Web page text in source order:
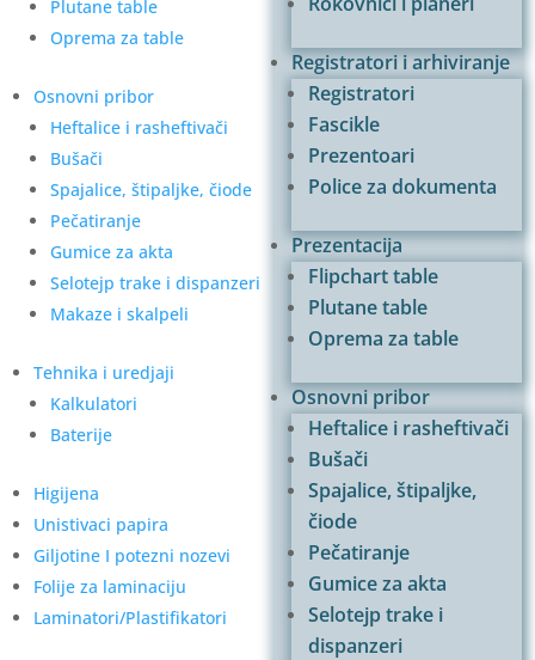
Registratori i arhiviranje
Registratori
Fascikle
Prezentoari
Police za dokumenta
Prezentacija
Flipchart table
Plutane table
Oprema za table
Osnovni pribor
Heftalice i rasheftivači
Bušači
Spajalice, štipaljke,
čiode
Pečatiranje
Gumice za akta
Selotejp trake i
dispanzeri
Plutane table
Oprema za table
Osnovni pribor
Heftalice i rasheftivači
Bušači
Spajalice, štipaljke, čiode
Pečatiranje
Gumice za akta
Selotejp trake i dispanzeri
Makaze i skalpeli
Tehnika i uredjaji
Kalkulatori
Baterije
Higijena
Unistivaci papira
Giljotine I potezni nozevi
Folije za laminaciju
Laminatori/Plastifikatori